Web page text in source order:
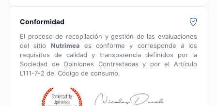
Conformidad
El proceso de recopilación y gestión de las evaluaciones
del sitio Nutrimea es conforme y corresponde a los
requisitos de calidad y transparencia definidos por la
Sociedad de Opiniones Contrastadas y por el Artículo
L111-7-2 del Código de consumo.